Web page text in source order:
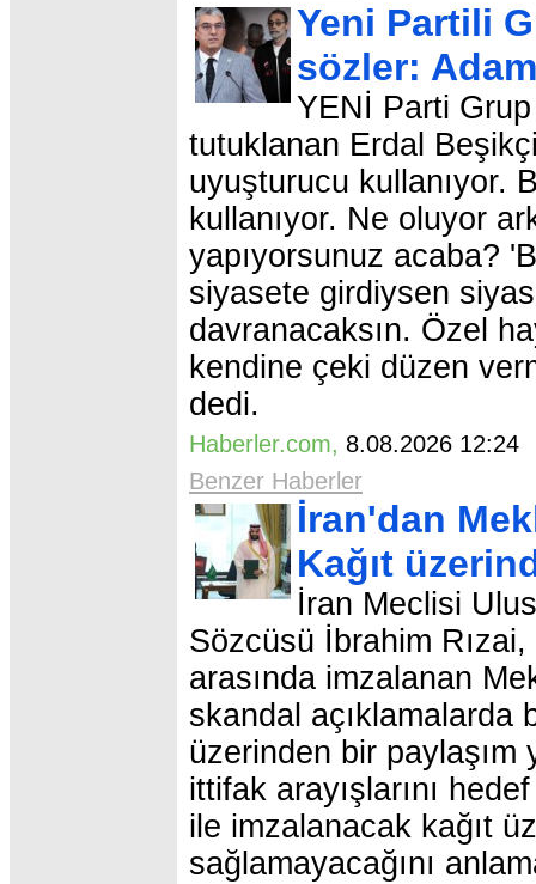
Yeni Partili
sözler:
YENİ Parti
tutuklanan Erdal
uyuşturucu kullanıyor.
kullanıyor. Ne oluyor
yapıyorsunuz acaba?
siyasete girdiysen
davranacaksın. Özel
kendine çeki düzen
dedi.
Haberler.com, 8.08.2026
Benzer Haberler
İran'dan
Kağıt
İran Meclisi
Sözcüsü İbrahim
arasında imzalanan
skandal açıklamalarda
üzerinden bir paylaşım
ittifak arayışlarını
ile imzalanacak kağıt
sağlamayacağını